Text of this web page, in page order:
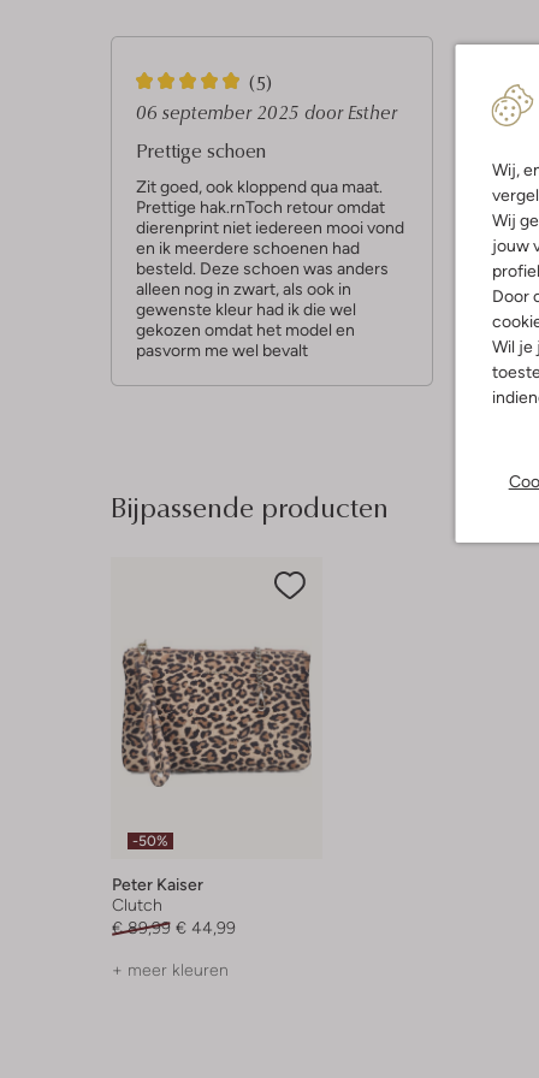
Wij,
Wij
jouw
Door
Wil je
5
S
t
e
r
r
e
n
(5)
06 september 2025 door Esther
Prettige schoen
Zit goed, ook kloppend qua maat.
Prettige hak.rnToch retour omdat
dierenprint niet iedereen mooi vond
en ik meerdere schoenen had
besteld. Deze schoen was anders
alleen nog in zwart, als ook in
gewenste kleur had ik die wel
gekozen omdat het model en
pasvorm me wel bevalt
Bijpassende producten
-50%
Peter Kaiser
Clutch
€ 89,99 € 44,99
+ meer kleuren